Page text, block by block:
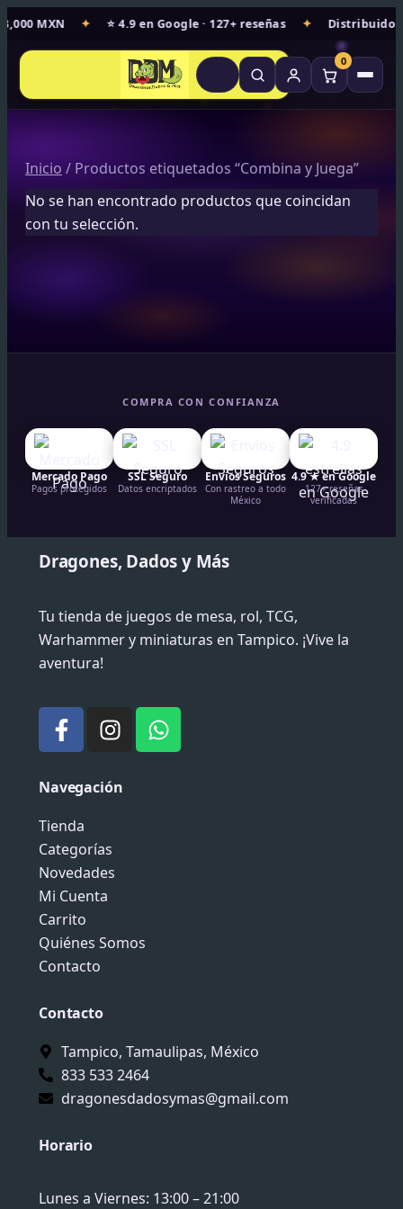
MXN ✦ ⭐ 4.9 en Google · 127+ reseñas ✦ Distribuidor
0
Ir
al
contenido
Inicio / Productos etiquetados “Combina y Juega”
No se han encontrado productos que coincidan
con tu selección.
COMPRA CON CONFIANZA
Mercado Pago
Pagos protegidos
SSL Seguro
Datos encriptados
Envíos Seguros
Con rastreo a todo
México
4.9 ★ en Google
127+ reseñas
verificadas
Dragones, Dados y Más
Tu tienda de juegos de mesa, rol, TCG,
Warhammer y miniaturas en Tampico. ¡Vive la
aventura!
F
a
c
e
o
o
k
-
f
I
n
t
r
a
W
h
a
Navegación
Tienda
Categorías
Novedades
Mi Cuenta
Carrito
Quiénes Somos
Contacto
Contacto
Tampico, Tamaulipas, México
833 533 2464
dragonesdadosymas@gmail.com
Horario
Lunes a Viernes: 13:00 – 21:00